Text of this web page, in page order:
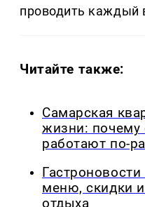
проводить каждый
Читайте также:
Самарская
жизни: почему
работают по-
меню, скидки
отдыха